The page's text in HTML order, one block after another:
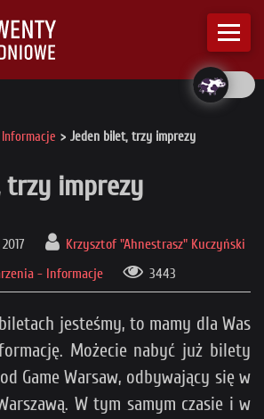
Jeden bilet, trzy imprezy
trzy imprezy
Krzysztof "Ahnestrasz" Kuczyński
- Informacje
3443
jesteśmy, to mamy dla Was
Możecie nabyć już bilety
Game Warsaw, odbywający się w
W tym samym czasie i w